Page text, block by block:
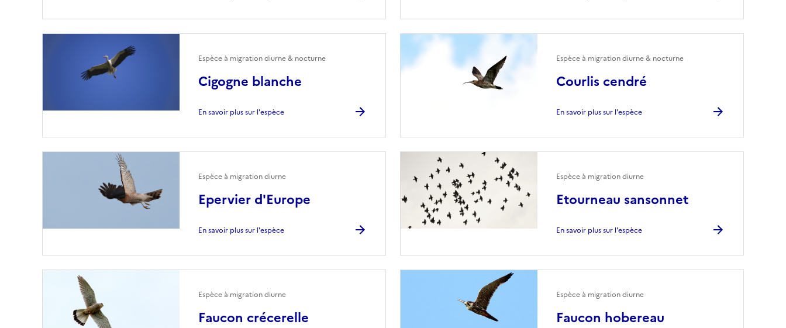
Cigogne blanche
Espèce à migration diurne & nocturne
En savoir plus sur l'espèce
Courlis cendré
Espèce à migration diurne & nocturne
En savoir plus sur l'espèce
Epervier d'Europe
Espèce à migration diurne
En savoir plus sur l'espèce
Etourneau sansonnet
Espèce à migration diurne
En savoir plus sur l'espèce
Faucon crécerelle
Espèce à migration diurne
Faucon hobereau
Espèce à migration diurne